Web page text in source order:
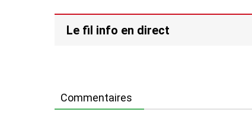
Le fil info en direct
Commentaires